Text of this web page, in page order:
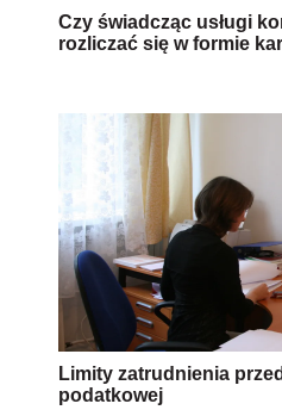
Czy świadcząc usługi
rozliczać się w formie
Limity zatrudnienia
podatkowej